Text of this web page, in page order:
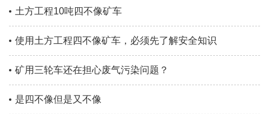
土方工程10吨四不像矿车
使用土方工程四不像矿车，必须先了解安全知识
矿用三轮车还在担心废气污染问题？
是四不像但是又不像